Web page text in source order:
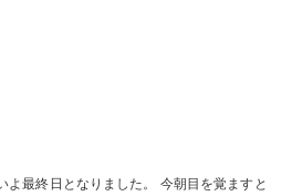
よ最終日となりました。 今朝目を覚ますと